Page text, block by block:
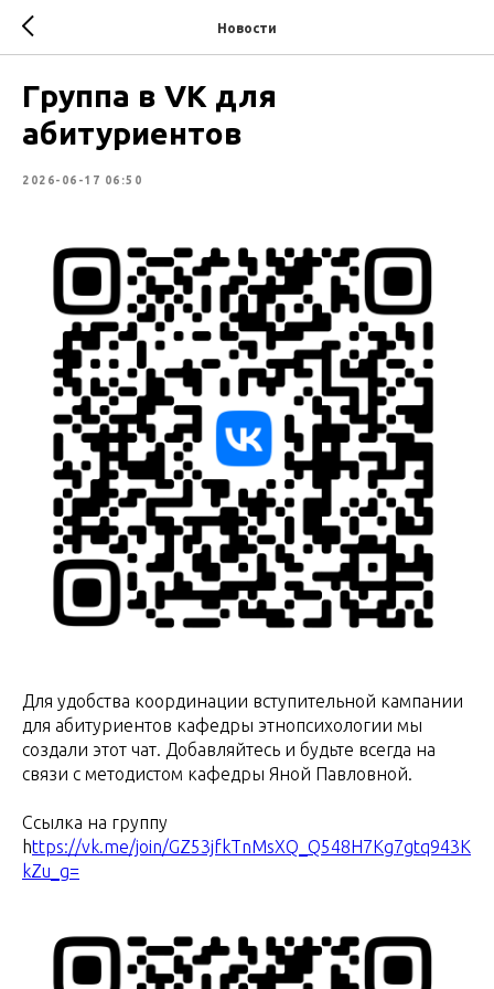
Новости
Группа в VK для
абитуриентов
2026-06-17 06:50
Для удобства координации вступительной кампании
для абитуриентов кафедры этнопсихологии мы
создали этот чат. Добавляйтесь и будьте всегда на
связи с методистом кафедры Яной Павловной.
Ссылка на группу
https://vk.me/join/GZ53jfkTnMsXQ_Q548H7Kg7gtq943K
kZu_g=